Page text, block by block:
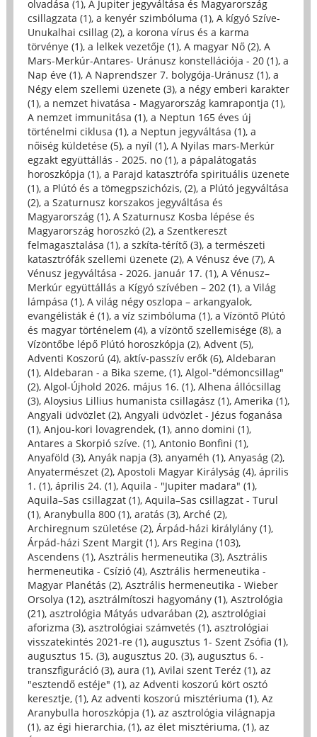
olvadása (1), A Jupiter jegyváltása és Magyarország
csillagzata (1), a kenyér szimbóluma (1), A kígyó Szíve-
Unukalhai csillag (2), a korona vírus és a karma
törvénye (1), a lelkek vezetője (1), A magyar Nő (2), A
Mars-Merkúr-Antares- Uránusz konstellációja - 20 (1), a
Nap éve (1), A Naprendszer 7. bolygója-Uránusz (1), a
Négy elem szellemi üzenete (3), a négy emberi karakter
(1), a nemzet hivatása - Magyarország kamrapontja (1),
A nemzet immunitása (1), a Neptun 165 éves új
történelmi ciklusa (1), a Neptun jegyváltása (1), a
nőiség küldetése (5), a nyíl (1), A Nyilas mars-Merkúr
egzakt együttállás - 2025. no (1), a pápalátogatás
horoszkópja (1), a Parajd katasztrófa spirituális üzenete
(1), a Plútó és a tömegpszichózis, (2), a Plútó jegyváltása
(2), a Szaturnusz korszakos jegyváltása és
Magyarország (1), A Szaturnusz Kosba lépése és
Magyarország horoszkó (2), a Szentkereszt
felmagasztalása (1), a szkíta-térítő (3), a természeti
katasztrófák szellemi üzenete (2), A Vénusz éve (7), A
Vénusz jegyváltása - 2026. január 17. (1), A Vénusz–
Merkúr együttállás a Kígyó szívében – 202 (1), a Világ
lámpása (1), A világ négy oszlopa – arkangyalok,
evangélisták é (1), a víz szimbóluma (1), a Vízöntő Plútó
és magyar történelem (4), a vízöntő szellemisége (8), a
Vízöntőbe lépő Plútó horoszkópja (2), Advent (5),
Adventi Koszorú (4), aktív-passzív erők (6), Aldebaran
(1), Aldebaran - a Bika szeme, (1), Algol-"démoncsillag"
(2), Algol-Újhold 2026. május 16. (1), Alhena állócsillag
(3), Aloysius Lillius humanista csillagász (1), Amerika (1),
Angyali üdvözlet (2), Angyali üdvözlet - Jézus foganása
(1), Anjou-kori lovagrendek, (1), anno domini (1),
Antares a Skorpió szíve. (1), Antonio Bonfini (1),
Anyaföld (3), Anyák napja (3), anyaméh (1), Anyaság (2),
Anyatermészet (2), Apostoli Magyar Királyság (4), április
1. (1), április 24. (1), Aquila - "Jupiter madara" (1),
Aquila–Sas csillagzat (1), Aquila–Sas csillagzat - Turul
(1), Aranybulla 800 (1), aratás (3), Arché (2),
Archiregnum születése (2), Árpád-házi királylány (1),
Árpád-házi Szent Margit (1), Ars Regina (103),
Ascendens (1), Asztrális hermeneutika (3), Asztrális
hermeneutika - Csízió (4), Asztrális hermeneutika -
Magyar Planétás (2), Asztrális hermeneutika - Wieber
Orsolya (12), asztrálmítoszi hagyomány (1), Asztrológia
(21), asztrológia Mátyás udvarában (2), asztrológiai
aforizma (3), asztrológiai számvetés (1), asztrológiai
visszatekintés 2021-re (1), augusztus 1- Szent Zsófia (1),
augusztus 15. (3), augusztus 20. (3), augusztus 6. -
transzfiguráció (3), aura (1), Avilai szent Teréz (1), az
"esztendő estéje" (1), az Adventi koszorú kört osztó
keresztje, (1), Az adventi koszorú misztériuma (1), Az
Aranybulla horoszkópja (1), az asztrológia világnapja
(1), az égi hierarchia, (1), az élet misztériuma, (1), az